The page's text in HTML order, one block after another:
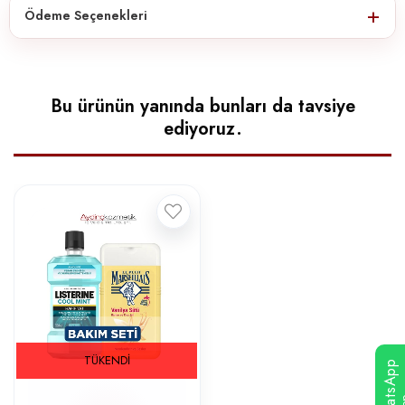
Ödeme Seçenekleri
Bu ürünün yanında bunları da tavsiye
ediyoruz.
TÜKENDI